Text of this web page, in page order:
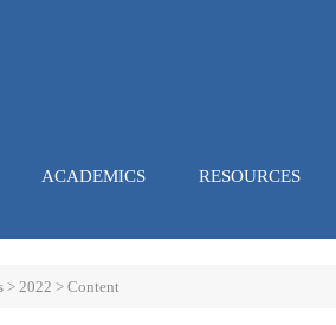
ACADEMICS RESOURCES
>2022 > Content